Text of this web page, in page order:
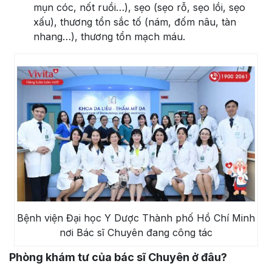
mụn cóc, nốt ruồi…), sẹo (sẹo rỗ, sẹo lồi, sẹo
xấu), thương tổn sắc tố (nám, đốm nâu, tàn
nhang…), thương tổn mạch máu.
Bệnh viện Đại học Y Dược Thành phố Hồ Chí Minh
nơi Bác sĩ Chuyên đang công tác
Phòng khám tư của bác sĩ Chuyên ở đâu?